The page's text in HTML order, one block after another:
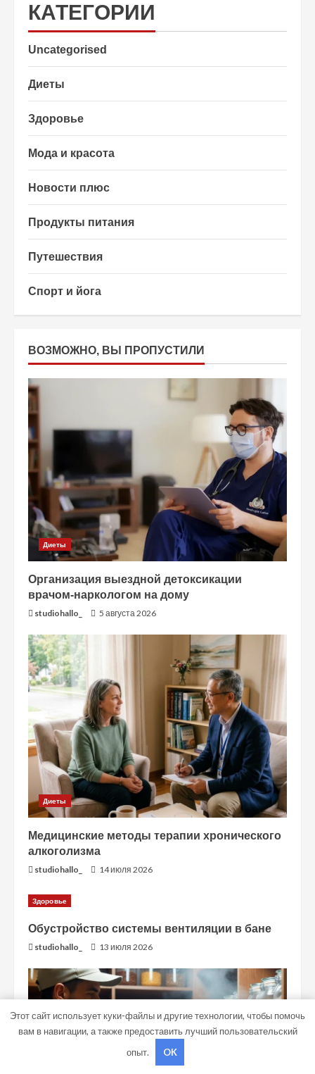
КАТЕГОРИИ
Uncategorised
Диеты
Здоровье
Мода и красота
Новости плюс
Продукты питания
Путешествия
Спорт и йога
ВОЗМОЖНО, ВЫ ПРОПУСТИЛИ
Диеты
Организация выездной детоксикации
врачом-наркологом на дому
studiohallo_ 5 августа 2026
Диеты
Медицинские методы терапии хронического
алкоголизма
studiohallo_ 14 июля 2026
Здоровье
Обустройство системы вентиляции в бане
studiohallo_ 13 июля 2026
Этот сайт использует куки-файлы и другие технологии, чтобы помочь
вам в навигации, а также предоставить лучший пользовательский
опыт.
OK